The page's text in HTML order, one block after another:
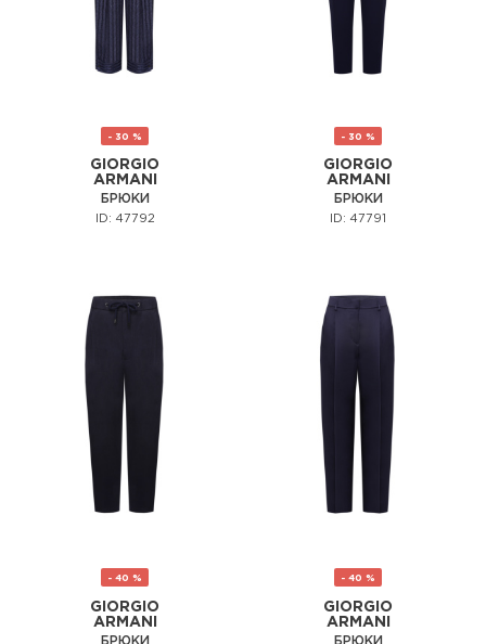
- 30 %
GIORGIO
ARMANI
БРЮКИ
ID: 47792
- 30 %
GIORGIO
ARMANI
БРЮКИ
ID: 47791
- 40 %
GIORGIO
ARMANI
БРЮКИ
- 40 %
GIORGIO
ARMANI
БРЮКИ